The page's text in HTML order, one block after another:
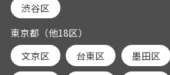
渋谷区
東京都（他18区）
文京区
台東区 墨田区